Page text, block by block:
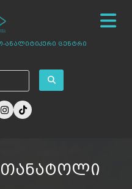
ანალიტიკური ცენტრი